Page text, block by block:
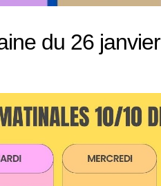
du 26 janvier